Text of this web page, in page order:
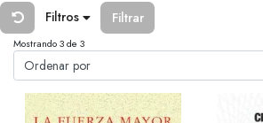
Filtros Filtrar
Mostrando 3 de 3